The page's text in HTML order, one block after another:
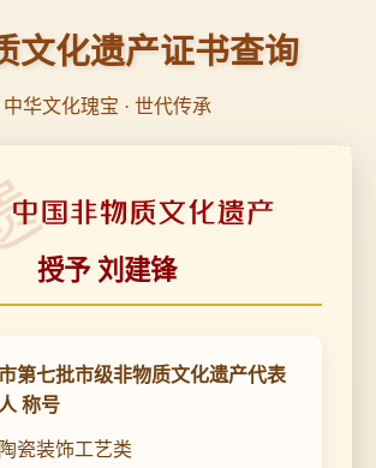
文化遗产证书查询
中华文化瑰宝 · 世代传承
授予 刘建锋
第七批市级非物质文化遗产代表
称号
瓷装饰工艺类